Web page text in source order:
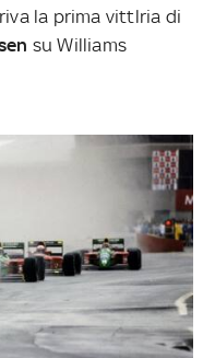
la prima vittlria di
su Williams